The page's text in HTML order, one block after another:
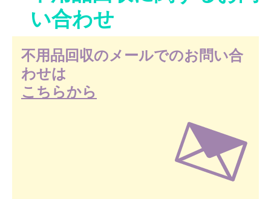
い合わせ
不用品回収のメールでのお問い合
わせは
こちらから